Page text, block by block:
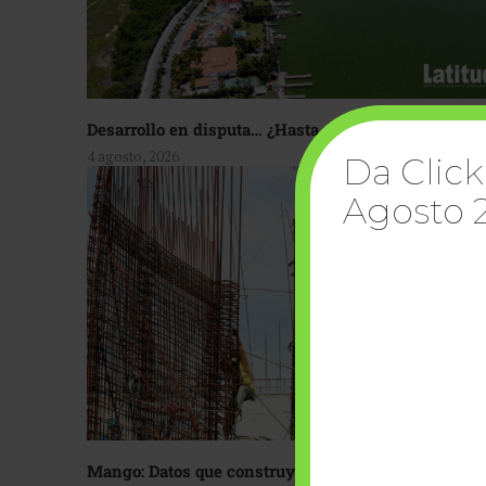
Desarrollo en disputa… ¿Hasta dónde crecer?
4 agosto, 2026
Mango: Datos que construyen confianza
Da
Agosto